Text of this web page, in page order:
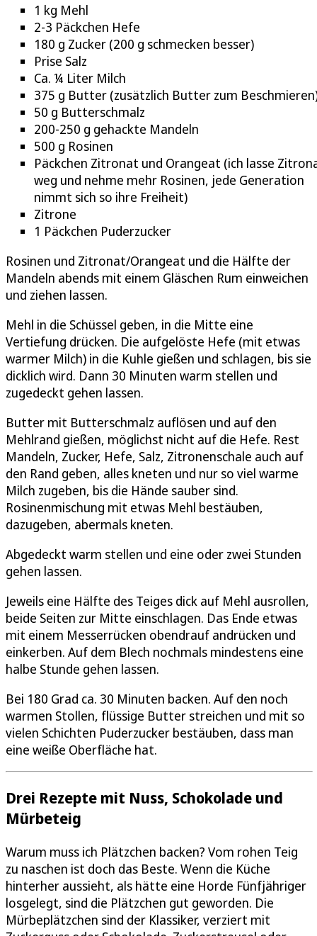
1 kg Mehl
2-3 Päckchen Hefe
180 g Zucker (200 g schmecken besser)
Prise Salz
Ca. ¼ Liter Milch
375 g Butter (zusätzlich Butter zum
50 g Butterschmalz
200-250 g gehackte Mandeln
500 g Rosinen
Päckchen Zitronat und Orangeat (ich lasse
weg und nehme mehr Rosinen, jede Generation
nimmt sich so ihre Freiheit)
Zitrone
1 Päckchen Puderzucker
Rosinen und Zitronat/Orangeat und die Hälfte der
Mandeln abends mit einem Gläschen Rum einweichen
und ziehen lassen.
Mehl in die Schüssel geben, in die Mitte eine
Vertiefung drücken. Die aufgelöste Hefe (mit etwas
warmer Milch) in die Kuhle gießen und schlagen, bis sie
dicklich wird. Dann 30 Minuten warm stellen und
zugedeckt gehen lassen.
Butter mit Butterschmalz auflösen und auf den
Mehlrand gießen, möglichst nicht auf die Hefe. Rest
Mandeln, Zucker, Hefe, Salz, Zitronenschale auch auf
den Rand geben, alles kneten und nur so viel warme
Milch zugeben, bis die Hände sauber sind.
Rosinenmischung mit etwas Mehl bestäuben,
dazugeben, abermals kneten.
Abgedeckt warm stellen und eine oder zwei Stunden
gehen lassen.
Jeweils eine Hälfte des Teiges dick auf Mehl ausrollen,
beide Seiten zur Mitte einschlagen. Das Ende etwas
mit einem Messerrücken obendrauf andrücken und
einkerben. Auf dem Blech nochmals mindestens eine
halbe Stunde gehen lassen.
Bei 180 Grad ca. 30 Minuten backen. Auf den noch
warmen Stollen, flüssige Butter streichen und mit so
vielen Schichten Puderzucker bestäuben, dass man
eine weiße Oberfläche hat.
Drei Rezepte mit Nuss, Schokolade und
Mürbeteig
Warum muss ich Plätzchen backen? Vom rohen Teig
zu naschen ist doch das Beste. Wenn die Küche
hinterher aussieht, als hätte eine Horde Fünfjähriger
losgelegt, sind die Plätzchen gut geworden. Die
Mürbeplätzchen sind der Klassiker, verziert mit